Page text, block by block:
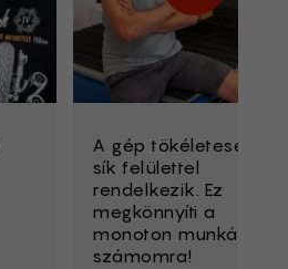
A gép tökéletesen
sík felülettel
rendelkezik. Ez
megkönnyíti a
monoton munkát
számomra!